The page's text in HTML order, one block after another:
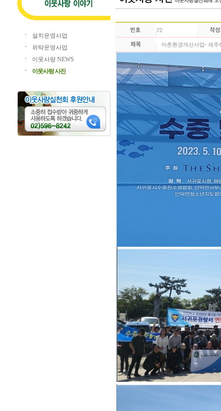
설치운영사업
위탁운영사업
이웃사랑 NEWS
이웃사랑 사진
72
어촌환경개선사업- 제주